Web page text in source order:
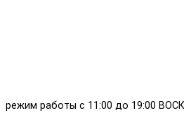
режим работы с 11:00 до 19:00